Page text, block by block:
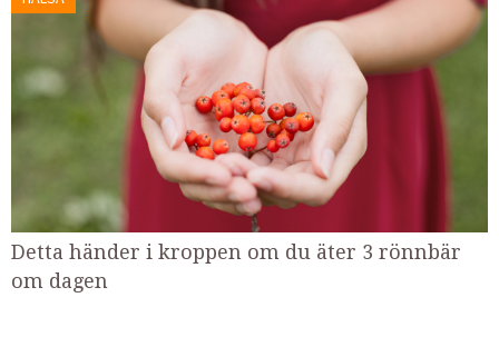
Detta händer i kroppen om du äter 3 rönnbär
om dagen